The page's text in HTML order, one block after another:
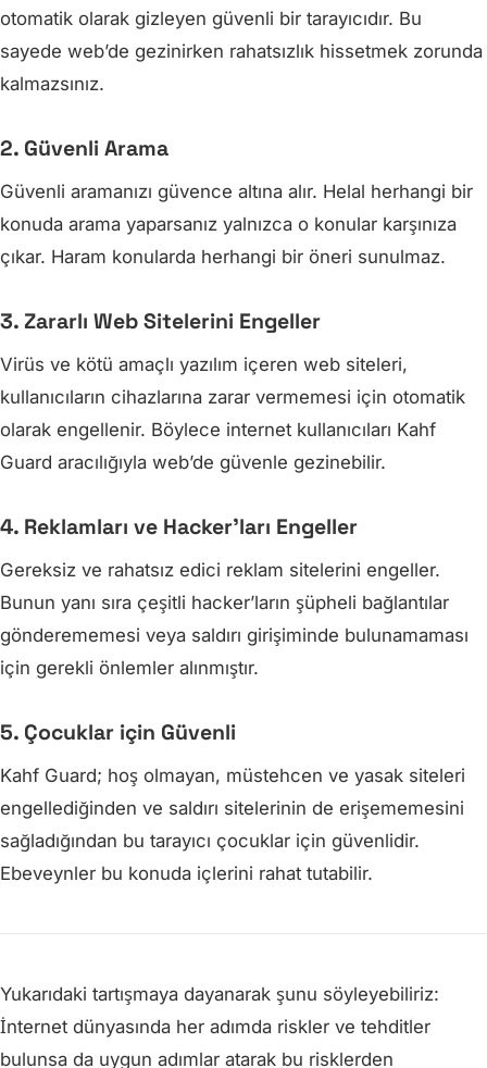
otomatik olarak gizleyen güvenli bir tarayıcıdır. Bu
sayede web’de gezinirken rahatsızlık hissetmek zorunda
kalmazsınız.
2. Güvenli Arama
Güvenli aramanızı güvence altına alır. Helal herhangi bir
konuda arama yaparsanız yalnızca o konular karşınıza
çıkar. Haram konularda herhangi bir öneri sunulmaz.
3. Zararlı Web Sitelerini Engeller
Virüs ve kötü amaçlı yazılım içeren web siteleri,
kullanıcıların cihazlarına zarar vermemesi için otomatik
olarak engellenir. Böylece internet kullanıcıları Kahf
Guard aracılığıyla web’de güvenle gezinebilir.
4. Reklamları ve Hacker’ları Engeller
Gereksiz ve rahatsız edici reklam sitelerini engeller.
Bunun yanı sıra çeşitli hacker’ların şüpheli bağlantılar
gönderememesi veya saldırı girişiminde bulunamaması
için gerekli önlemler alınmıştır.
5. Çocuklar için Güvenli
Kahf Guard; hoş olmayan, müstehcen ve yasak siteleri
engellediğinden ve saldırı sitelerinin de erişememesini
sağladığından bu tarayıcı çocuklar için güvenlidir.
Ebeveynler bu konuda içlerini rahat tutabilir.
Yukarıdaki tartışmaya dayanarak şunu söyleyebiliriz:
İnternet dünyasında her adımda riskler ve tehditler
bulunsa da uygun adımlar atarak bu risklerden